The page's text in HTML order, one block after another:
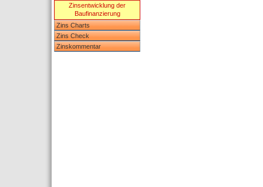
Zinsentwicklung der
Baufinanzierung
Zins Charts
Zins Check
Zinskommentar